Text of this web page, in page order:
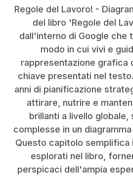
Regole del Lavoro! -
del libro 'Regole del
dall'interno di Google che
modo in cui vivi e
rappresentazione grafica
chiave presentati nel
anni di pianificazione
attirare, nutrire e
brillanti a livello globale,
complesse in un
Questo capitolo
esplorati nel libro,
perspicaci dell'ampia